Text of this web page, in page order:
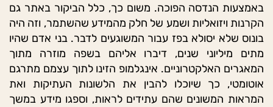
באמצעות הנדסה הפוכה. משום כך, כלל הביקור באתר גם
הקרנות ויזואליות ושמע של חלק מהמידע שהשתמר, וזה היה
בונוס שלא יסולא בפז עבור המשוגעים לדבר. בני אדם שהיו
מתים מיליוני שנים, דיברו אליהם בשפה מוזרה מתוך
המאגרים האלקטרוניים. אינגלמופ הזינו לתוך עצמם מתרגם
אוטומטי, כך שיוכלו להבין את הלשונות העתיקות ואת
המראות המשונים שהם עתידים לראות, וספגו מידע במשך